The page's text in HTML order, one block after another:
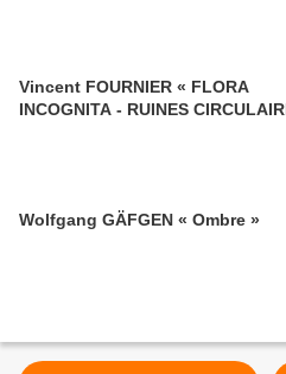
Vincent FOURNIER « FLORA
INCOGNITA - RUINES
Wolfgang GÄFGEN « Ombre »